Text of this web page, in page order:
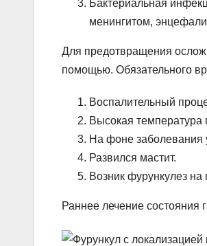
Бактериальная
менингитом,
Для предотвращения
помощью. Обязательного
Воспалительный
Высокая температура
На фоне заболевания
Развился мастит.
Возник фурункулез
Раннее лечение состояния